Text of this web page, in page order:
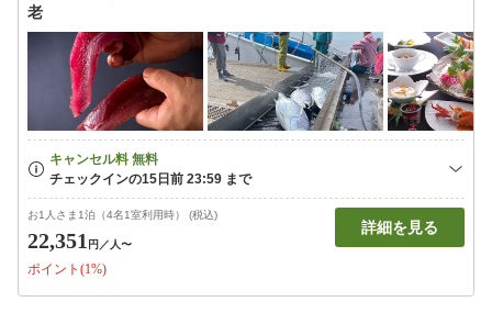
老
お1人さま1泊（4名1室利用時） (税込)
22,351 円 ／人〜
ポイント(1%)
詳細を見る